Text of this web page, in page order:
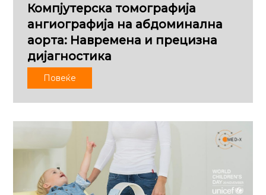
Компјутерска томографија
ангиографија на абдоминална
аорта: Навремена и прецизна
дијагностика
Повеќе